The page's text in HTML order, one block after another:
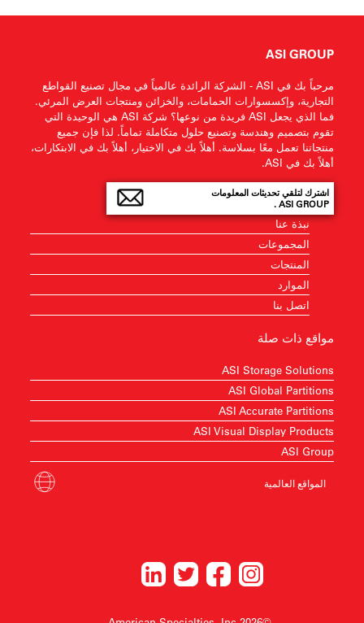
ASI GROUP
مرحباً بك في ASI - الشركة الرائدة عالمياً في مجال تصنيع القواطع
التجارية، وإكسسوارات الحمامات، والخزائن ومنتجات العرض المرئي.
فما الذي يجعل ASI فريدة من نوعها؟ شركة ASI هي الوحيدة التي
تقوم بتصميم وهندسة وتصنيع حلول متكاملة تماماً. لذا فإن جميع
منتجاتنا تعمل معًا بسلاسة. أهلاً بك في الاختيار، أهلاً بك في الابتكارات،
أهلاً بك في ASI.
اشترك لتلقي تحديثات المعلومات
ASI GROUP .
نبذة عنا
المجموعات
المنتجات
الموارد
اتصل بنا
مواقع ذات صلة
ASI Storage Solutions
ASI Global Partitions
ASI Accurate Partitions
ASI Visual Display Products
ASI Group
المواقع العالمية